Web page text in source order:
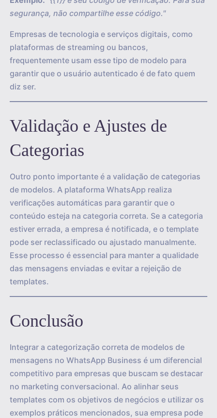
segurança, não compartilhe esse código."
Empresas de tecnologia e serviços digitais, como
plataformas de streaming ou bancos,
frequentemente usam esse tipo de modelo para
garantir que o usuário autenticado é de fato quem
diz ser.
Validação e Ajustes de
Categorias
Outro ponto importante é a validação de categorias
de modelos. A plataforma WhatsApp realiza
verificações automáticas para garantir que o
conteúdo esteja na categoria correta. Se a categoria
estiver errada, a empresa é notificada, e o template
pode ser reclassificado ou ajustado manualmente.
Esse processo é essencial para manter a qualidade
das mensagens enviadas e evitar a rejeição de
templates.
Conclusão
Integrar a categorização correta de modelos de
mensagens no WhatsApp Business é um diferencial
competitivo para empresas que buscam se destacar
no marketing conversacional. Ao alinhar seus
templates com os objetivos de negócios e utilizar os
exemplos práticos mencionados, sua empresa pode